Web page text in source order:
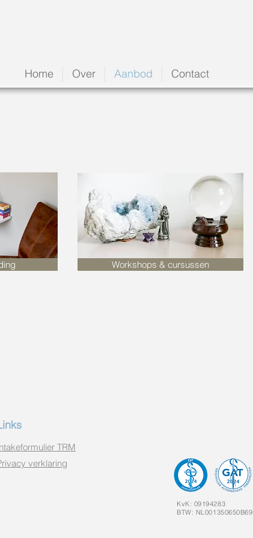
Home Over Aanbod Contact
Workshops & cursussen
TRM
verklaring
KvK: 09194283
BTW: NL001350650B69